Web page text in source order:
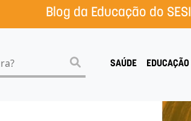
Blog da Educação do SESI
SAÚDE EDUCAÇÃO